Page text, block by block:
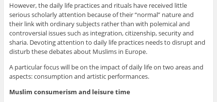
However, the daily life practices and rituals have received little
serious scholarly attention because of their “normal” nature and
their link with ordinary subjects rather than with polemical and
controversial issues such as integration, citizenship, security and
sharia. Devoting attention to daily life practices needs to disrupt and
disturb these debates about Muslims in Europe.
A particular focus will be on the impact of daily life on two areas and
aspects: consumption and artistic performances.
Muslim consumerism and leisure time